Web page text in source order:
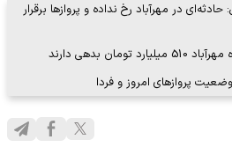
در مهرآباد رخ نداده و پروازها برقرار
بدهی دارند
وضعیت پروازهای امروز و فردا